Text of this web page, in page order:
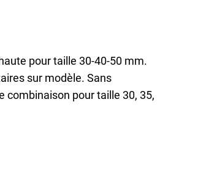
pour taille 30-40-50 mm.
sur modèle. Sans
combinaison pour taille 30, 35,